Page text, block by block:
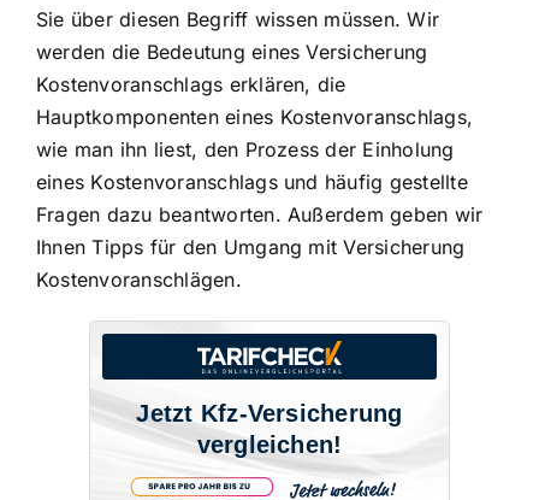
Sie über diesen Begriff wissen müssen. Wir
werden die Bedeutung eines Versicherung
Kostenvoranschlags erklären, die
Hauptkomponenten eines Kostenvoranschlags,
wie man ihn liest, den Prozess der Einholung
eines Kostenvoranschlags und häufig gestellte
Fragen dazu beantworten. Außerdem geben wir
Ihnen Tipps für den Umgang mit Versicherung
Kostenvoranschlägen.
Jetzt Kfz-Versicherung
vergleichen!